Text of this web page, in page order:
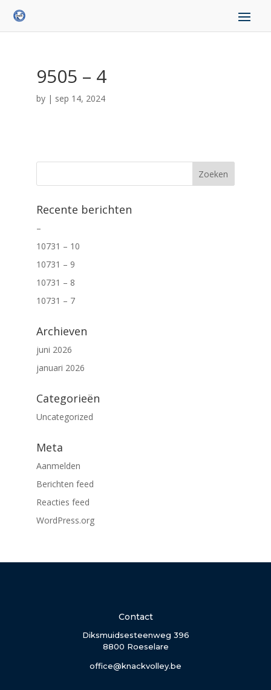
9505 – 4
by | sep 14, 2024
Recente berichten
–
10731 – 10
10731 – 9
10731 – 8
10731 – 7
Archieven
juni 2026
januari 2026
Categorieën
Uncategorized
Meta
Aanmelden
Berichten feed
Reacties feed
WordPress.org
Contact
Diksmuidsesteenweg 396
8800 Roeselare
office@knackvolley.be